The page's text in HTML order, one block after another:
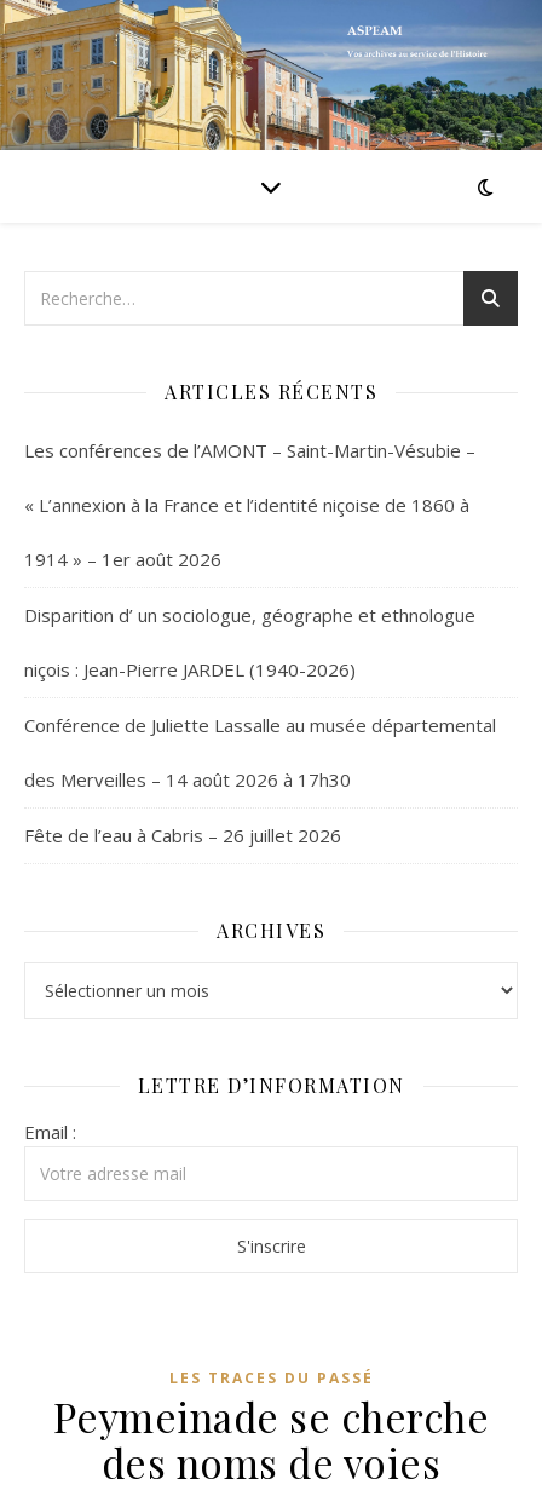
ARTICLES RÉCENTS
Les conférences de l’AMONT – Saint-Martin-Vésubie –
« L’annexion à la France et l’identité niçoise de 1860 à
1914 » – 1er août 2026
Disparition d’ un sociologue, géographe et ethnologue
niçois : Jean-Pierre JARDEL (1940-2026)
Conférence de Juliette Lassalle au musée départemental
des Merveilles – 14 août 2026 à 17h30
Fête de l’eau à Cabris – 26 juillet 2026
ARCHIVES
LETTRE D’INFORMATION
Email :
LES TRACES DU PASSÉ
Peymeinade se cherche
des noms de voies